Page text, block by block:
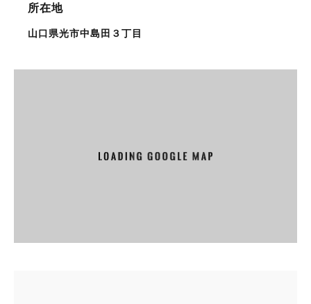
所在地
山口県光市中島田３丁目